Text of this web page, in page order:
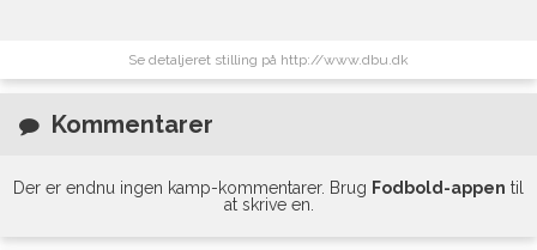
Se detaljeret stilling på http://www.dbu.dk
Kommentarer
Der er endnu ingen kamp-kommentarer. Brug Fodbold-appen til
at skrive en.